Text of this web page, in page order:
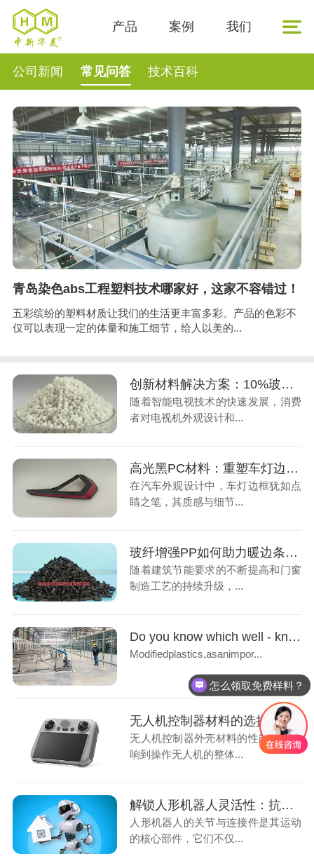
产品 案例 我们
公司新闻 常见问答 技术百科
青岛染色abs工程塑料技术哪家好，这家不容错过！
五彩缤纷的塑料材质让我们的生活更丰富多彩。产品的色彩不
仅可以表现一定的体量和施工细节，给人以美的...
创新材料解决方案：10%玻纤增强PC助力电视机边框升级换代
随着智能电视技术的快速发展，消费
者对电视机外观设计和...
高光黑PC材料：重塑车灯边框美学与功能新标准
在汽车外观设计中，车灯边框犹如点
睛之笔，其质感与细节...
玻纤增强PP如何助力暖边条行业降本增效？
随着建筑节能要求的不断提高和门窗
制造工艺的持续升级，...
Do you know which well - known modified plastics manufacturers there are in China?
Modifiedplastics,asanimpor...
无人机控制器材料的选择：PCABS合金为何成为行业新宠？
无人机控制器外壳材料的性能直接影
响到操作无人机的整体...
解锁人形机器人灵活性：抗静电ABS材料在关节与连接件中的应用
人形机器人的关节与连接件是其运动
的核心部件，它们不仅...
怎么领取免费样料？